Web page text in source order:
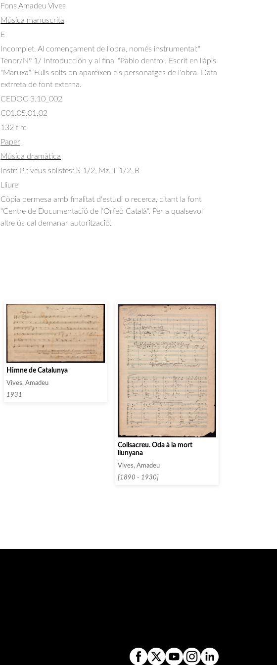
Fons Amadeu Vives
Música manuscrita
E
Incomplet. Al començament de l'obra, només instrumental:"
Tenor/Nº 1/ Introducción y al final "Pablo dentro". Escrit en llàpis
"Maruxa". Fulls solts on apareixen els personatges de l'obra. Data
extrreta de font externa.
CEDOC 3.10_002
C01.05.01.02
132 f rc
Paper
Música dramàtica
Instr: P ; veus solistes: S 1/2, Mz, T 1/2, B
Lliure
Còpia permesa amb finalitat d'estudi o recerca, citant la font
"Centre de Documentació de l’Orfeó Català". Per a qualsevol
altre ús cal demanar autorització.
Himne de Catalunya
Vives, Amadeu
1931
Collsacreu. Oda à la mort
llunyana
Vives, Amadeu
[1890 - 1930]